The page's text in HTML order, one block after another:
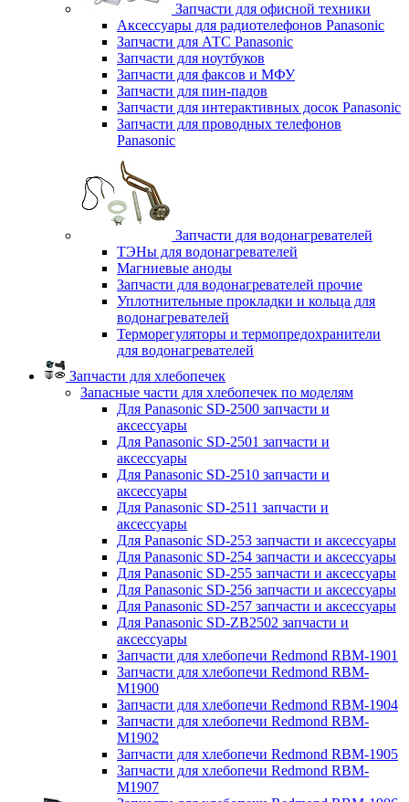
Запчасти для офисной техники
Аксессуары для радиотелефонов Panasonic
Запчасти для АТС Panasonic
Запчасти для ноутбуков
Запчасти для факсов и МФУ
Запчасти для пин-падов
Запчасти для интерактивных досок Panasonic
Запчасти для проводных телефонов
Panasonic
Запчасти для водонагревателей
ТЭНы для водонагревателей
Магниевые аноды
Запчасти для водонагревателей прочие
Уплотнительные прокладки и кольца для
водонагревателей
Терморегуляторы и термопредохранители
для водонагревателей
Запчасти для хлебопечек
Запасные части для хлебопечек по моделям
Для Panasonic SD-2500 запчасти и
аксессуары
Для Panasonic SD-2501 запчасти и
аксессуары
Для Panasonic SD-2510 запчасти и
аксессуары
Для Panasonic SD-2511 запчасти и
аксессуары
Для Panasonic SD-253 запчасти и аксессуары
Для Panasonic SD-254 запчасти и аксессуары
Для Panasonic SD-255 запчасти и аксессуары
Для Panasonic SD-256 запчасти и аксессуары
Для Panasonic SD-257 запчасти и аксессуары
Для Panasonic SD-ZB2502 запчасти и
аксессуары
Запчасти для хлебопечи Redmond RBM-1901
Запчасти для хлебопечи Redmond RBM-
M1900
Запчасти для хлебопечи Redmond RBM-1904
Запчасти для хлебопечи Redmond RBM-
M1902
Запчасти для хлебопечи Redmond RBM-1905
Запчасти для хлебопечи Redmond RBM-
M1907